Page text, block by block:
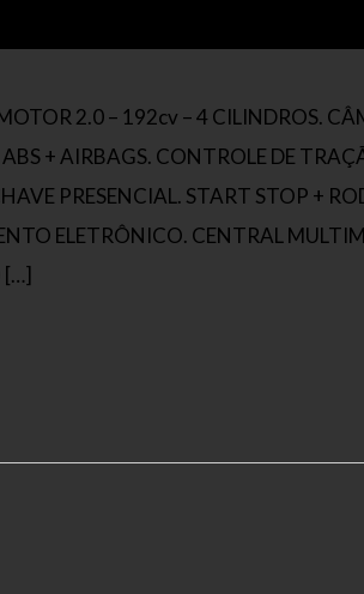
2.0 – 192cv – 4 CILINDROS.
ABS + AIRBAGS. CONTROLE DE
PRESENCIAL. START STOP +
ELETRÔNICO. CENTRAL
[…]